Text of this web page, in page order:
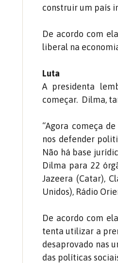
construir um país
De acordo com
liberal na
Luta
A presidenta
começar. Dilma,
“Agora começa
nos defender
Não há base
Dilma para 22
Jazeera (Catar),
Unidos), Rádio
De acordo com
tenta utilizar a
desaprovado nas
das políticas